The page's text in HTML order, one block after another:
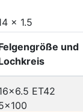
x 1.5
und
ET42